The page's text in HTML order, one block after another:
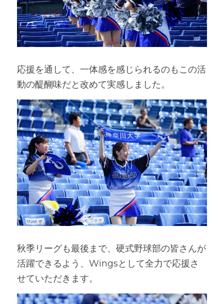
応援を通して、一体感を感じられるのもこの活
動の醍醐味だと改めて実感しました。
秋季リーグも最後まで、硬式野球部の皆さんが
活躍できるよう、Wingsとして全力で応援さ
せていただきます。